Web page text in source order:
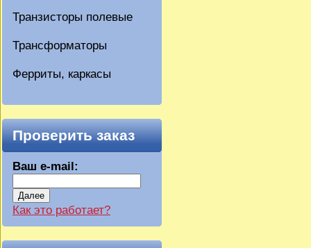
Транзисторы полевые
Трансформаторы
Ферриты, каркасы
Проверить заказ
Ваш e-mail:
Далее
Как это работает?